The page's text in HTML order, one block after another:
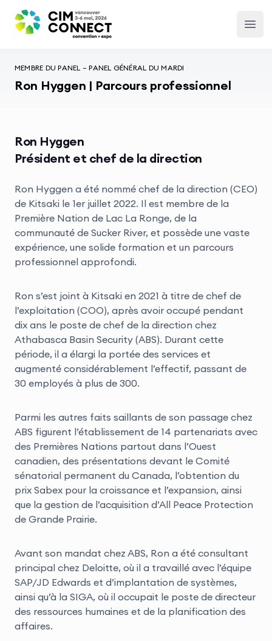
CIM Convention
MEMBRE DU PANEL – PANEL GÉNÉRAL DU MARDI
Ron Hyggen | Parcours professionnel
Ron Hyggen
Président et chef de la direction
Ron Hyggen a été nommé chef de la direction (CEO)
de Kitsaki le 1er juillet 2022. Il est membre de la
Première Nation de Lac La Ronge, de la
communauté de Sucker River, et possède une vaste
expérience, une solide formation et un parcours
professionnel approfondi.
Ron s’est joint à Kitsaki en 2021 à titre de chef de
l’exploitation (COO), après avoir occupé pendant
dix ans le poste de chef de la direction chez
Athabasca Basin Security (ABS). Durant cette
période, il a élargi la portée des services et
augmenté considérablement l’effectif, passant de
30 employés à plus de 300.
Parmi les autres faits saillants de son passage chez
ABS figurent l’établissement de 14 partenariats avec
des Premières Nations partout dans l’Ouest
canadien, des présentations devant le Comité
sénatorial permanent du Canada, l’obtention du
prix Sabex pour la croissance et l’expansion, ainsi
que la gestion de l’acquisition d’All Peace Protection
de Grande Prairie.
Avant son mandat chez ABS, Ron a été consultant
principal chez Deloitte, où il a travaillé avec l’équipe
SAP/JD Edwards et d’implantation de systèmes,
ainsi qu’à la SIGA, où il occupait le poste de directeur
des ressources humaines et de la planification des
affaires.